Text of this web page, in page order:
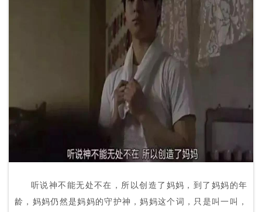
听说神不能无处不在，所以创造了妈妈，到了妈妈的年
龄，妈妈仍然是妈妈的守护神，妈妈这个词，只是叫一叫，